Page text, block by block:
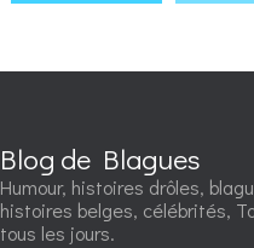
Blog de Blagues
Humour, histoires drôles,
histoires belges, célébrités,
tous les jours.